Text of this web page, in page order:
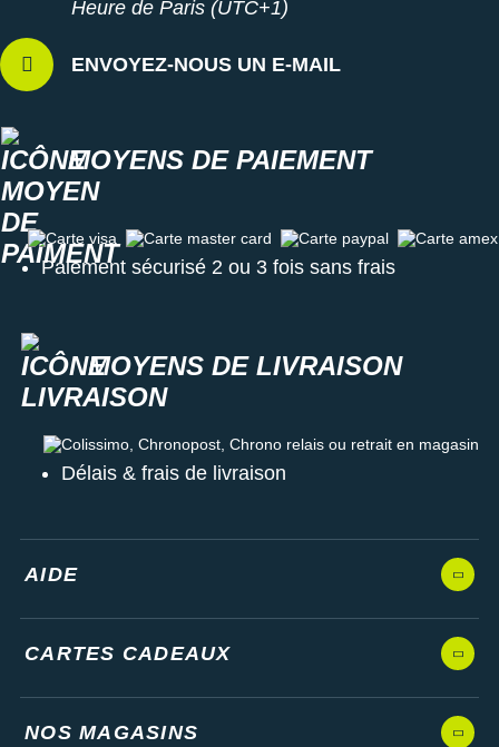
Heure de Paris (UTC+1)
ENVOYEZ-NOUS UN E-MAIL
MOYENS DE PAIEMENT
Carte visa Carte master card Carte paypal Carte amex
Paiement sécurisé 2 ou 3 fois sans frais
MOYENS DE LIVRAISON
Colissimo, Chronopost, Chrono relais ou retrait en magasin
Délais & frais de livraison
AIDE
CARTES CADEAUX
NOS MAGASINS